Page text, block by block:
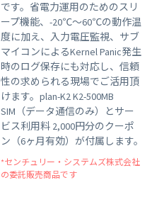
です。省電力運用のためのスリ
ープ機能、-20℃～60℃の動作温
度に加え、入力電圧監視、サブ
マイコンによるKernel Panic発生
時のログ保存にも対応し、信頼
性の求められる現場でご活用頂
けます。plan-K2 K2-500MB
SIM（データ通信のみ）とサー
ビス利用料 2,000円分のクーポ
ン（6ヶ月有効）が付属します。
*センチュリー・システムズ株式会社
の委託販売商品です